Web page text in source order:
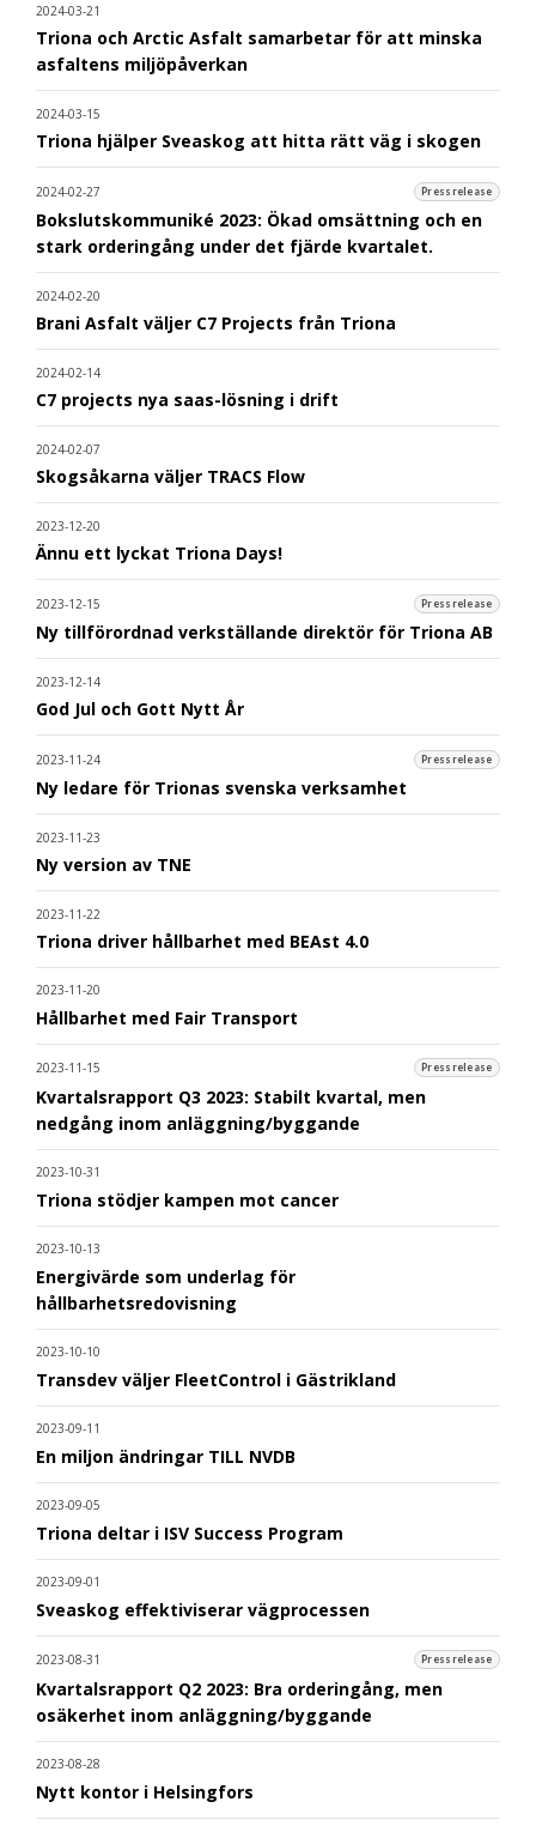
2024-03-21
Triona och Arctic Asfalt samarbetar för att minska
asfaltens miljöpåverkan
2024-03-15
Triona hjälper Sveaskog att hitta rätt väg i skogen
2024-02-27 Pressrelease
Bokslutskommuniké 2023: Ökad omsättning och en
stark orderingång under det fjärde kvartalet.
2024-02-20
Brani Asfalt väljer C7 Projects från Triona
2024-02-14
C7 projects nya saas-lösning i drift
2024-02-07
Skogsåkarna väljer TRACS Flow
2023-12-20
Ännu ett lyckat Triona Days!
2023-12-15 Pressrelease
Ny tillförordnad verkställande direktör för Triona AB
2023-12-14
God Jul och Gott Nytt År
2023-11-24 Pressrelease
Ny ledare för Trionas svenska verksamhet
2023-11-23
Ny version av TNE
2023-11-22
Triona driver hållbarhet med BEAst 4.0
2023-11-20
Hållbarhet med Fair Transport
2023-11-15 Pressrelease
Kvartalsrapport Q3 2023: Stabilt kvartal, men
nedgång inom anläggning/byggande
2023-10-31
Triona stödjer kampen mot cancer
2023-10-13
Energivärde som underlag för
hållbarhetsredovisning
2023-10-10
Transdev väljer FleetControl i Gästrikland
2023-09-11
En miljon ändringar TILL NVDB
2023-09-05
Triona deltar i ISV Success Program
2023-09-01
Sveaskog effektiviserar vägprocessen
2023-08-31 Pressrelease
Kvartalsrapport Q2 2023: Bra orderingång, men
osäkerhet inom anläggning/byggande
2023-08-28
Nytt kontor i Helsingfors